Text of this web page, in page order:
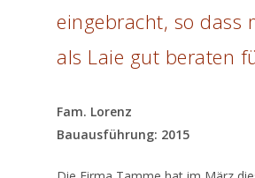
eingebracht, so dass
als Laie gut beraten
Fam. Lorenz
Bauausführung: 2015